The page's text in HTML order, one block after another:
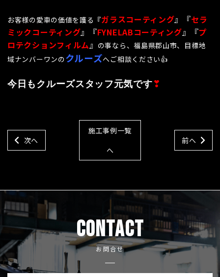
お客様の愛車の価値を護る 『ガラスコーティング』『セラ
ミックコーティング』『FYNELABコーティング』『プ
ロテクションフィルム 』 の事なら、福島県郡山市、目標地
域ナンバーワンのクルーズへご相談ください👍
今日もクルーズスタッフ元気です❣
次へ
施工事例一覧
へ
前へ
CONTACT
お問合せ